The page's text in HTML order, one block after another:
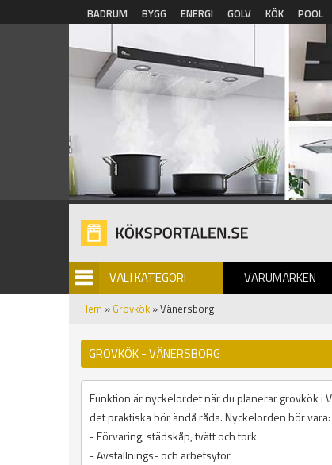
Hoppa till huvudinnehåll
BADRUM BYGG ENERGI GOLV KÖK POOL
VÄLJ KATEGORI VARUMÄRKEN
BILDGALLERI
Hem » Grovkök » Vänersborg
GROVKÖK - VÄNERSBORG
Funktion är nyckelordet när du planerar grovkök i
det praktiska bör ändå råda. Nyckelorden bör vara:
- Förvaring, städskåp, tvätt och tork
- Avställnings- och arbetsytor